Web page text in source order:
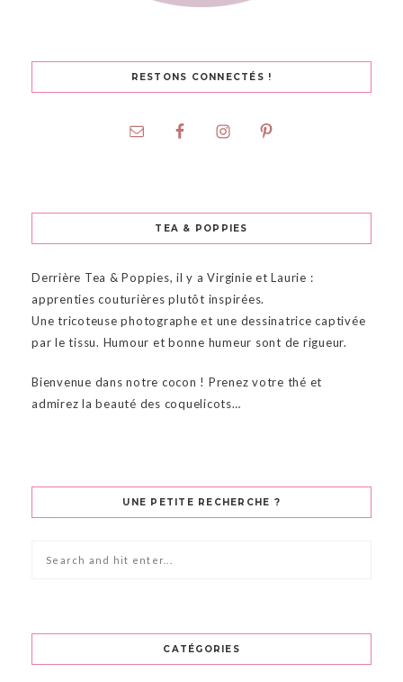
RESTONS CONNECTÉS !
TEA & POPPIES
Derrière Tea & Poppies, il y a Virginie et Laurie :
apprenties couturières plutôt inspirées.
Une tricoteuse photographe et une dessinatrice captivée
par le tissu. Humour et bonne humeur sont de rigueur.
Bienvenue dans notre cocon ! Prenez votre thé et
admirez la beauté des coquelicots…
UNE PETITE RECHERCHE ?
CATÉGORIES